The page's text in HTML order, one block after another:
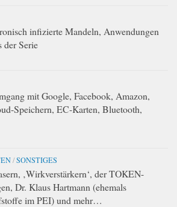
infizierte Mandeln, Anwendungen
der Serie
mit Google, Facebook, Amazon,
Speichern, EC-Karten, Bluetooth,
/SONSTIGES
‚Wirkverstärkern‘, der TOKEN-
Dr. Klaus Hartmann (ehemals
im PEI) und mehr…